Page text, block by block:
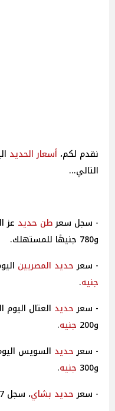
نقدم لكم، أسعار الحديد
التالي...
- سجل سعرطن حديد
و780 جنيهًا للمستهلك.
- سعرحديد المصريين
جنيه.
- سعرحديد العتال اليوم
و200
جنيه.
- سعرحديد السويس اليوم
و300
جنيه.
- سعرحديد بشاي، سجل 37 ألف